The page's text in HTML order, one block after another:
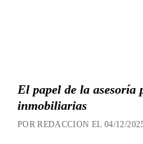
El papel de la asesoría
inmobiliarias
POR REDACCION EL 04/12/